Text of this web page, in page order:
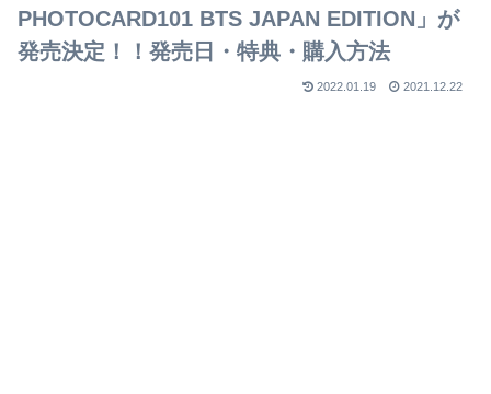
PHOTOCARD101 BTS JAPAN EDITION」が
発売決定！！発売日・特典・購入方法
2022.01.19 2021.12.22